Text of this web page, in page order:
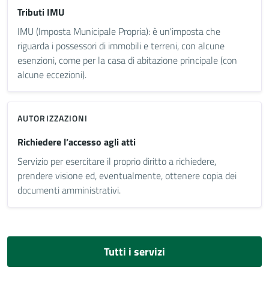
Tributi IMU
IMU (Imposta Municipale Propria): è un'imposta che
riguarda i possessori di immobili e terreni, con alcune
esenzioni, come per la casa di abitazione principale (con
alcune eccezioni).
AUTORIZZAZIONI
Richiedere l’accesso agli atti
Servizio per esercitare il proprio diritto a richiedere,
prendere visione ed, eventualmente, ottenere copia dei
documenti amministrativi.
Tutti i servizi